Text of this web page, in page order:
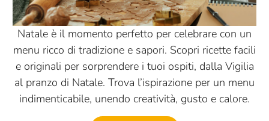
La Valletta
Latteria Di Branzi
Le Sfogline
Le Tamerici
Luccini
Natale è il momento perfetto per celebrare con un
menu ricco di tradizione e sapori. Scopri ricette facili
e originali per sorprendere i tuoi ospiti, dalla Vigilia
al pranzo di Natale. Trova l’ispirazione per un menu
indimenticabile, unendo creatività, gusto e calore.